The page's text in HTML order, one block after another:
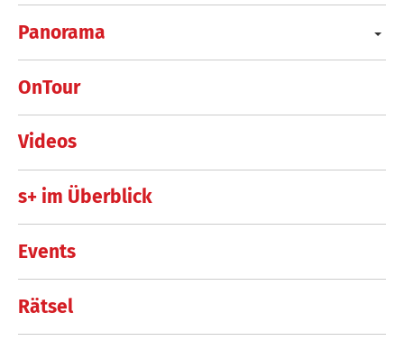
Panorama
OnTour
Videos
s+ im Überblick
Events
Rätsel